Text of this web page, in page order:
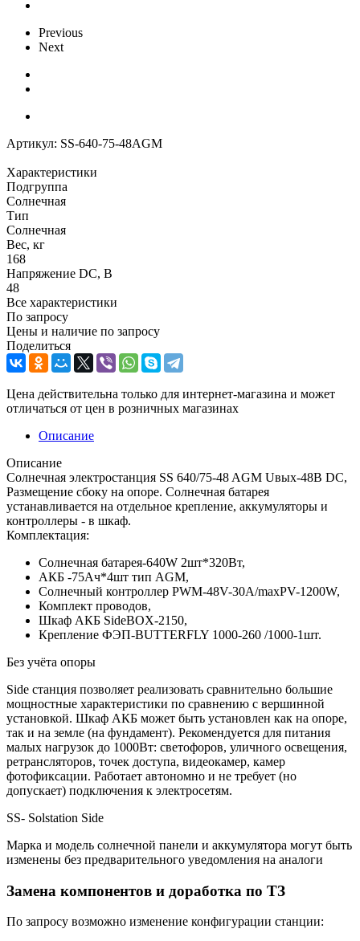
Previous
Next
Артикул: SS-640-75-48AGM
Характеристики
Подгруппа
Солнечная
Тип
Солнечная
Вес, кг
168
Напряжение DC, В
48
Все характеристики
По запросу
Цены и наличие по запросу
Поделиться
Цена действительна только для интернет-магазина и может
отличаться от цен в розничных магазинах
Описание
Описание
Солнечная электростанция SS 640/75-48 AGM Uвых-48В DC,
Размещение сбоку на опоре. Солнечная батарея
устанавливается на отдельное крепление, аккумуляторы и
контроллеры - в шкаф.
Комплектация:
Солнечная батарея-640W 2шт*320Вт,
АКБ -75Aч*4шт тип AGM,
Солнечный контроллер PWM-48V-30A/maxPV-1200W,
Комплект проводов,
Шкаф АКБ SideBOX-2150,
Крепление ФЭП-BUTTERFLY 1000-260 /1000-1шт.
Без учёта опоры
Side станция позволяет реализовать сравнительно большие
мощностные характеристики по сравнению с вершинной
установкой. Шкаф АКБ может быть установлен как на опоре,
так и на земле (на фундамент). Рекомендуется для питания
малых нагрузок до 1000Вт: светофоров, уличного освещения,
ретрансляторов, точек доступа, видеокамер, камер
фотофиксации. Работает автономно и не требует (но
допускает) подключения к электросетям.
SS- Solstation Side
Марка и модель солнечной панели и аккумулятора могут быть
изменены без предварительного уведомления на аналоги
Замена компонентов и доработка по ТЗ
По запросу возможно изменение конфигурации станции: